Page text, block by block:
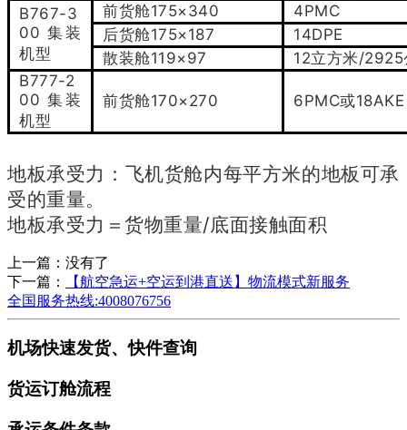
B767-3
00 集装
机型
前货舱175×340 4PMC
后货舱175×187 14DPE
散装舱119×97 12立方米/2925
B777-2
00 集装
机型
前货舱170×270 6PMC或18AKE
地板承受力：飞机货舱内每平方米的地板可承
受的重量。
地板承受力＝货物重量/底面接触面积
上一篇：没有了
下一篇：
【航空急运+空运到港直送】物流模式新服务
全国服务热线:4008076756
机场快速发货、快件查询
货运订舱流程